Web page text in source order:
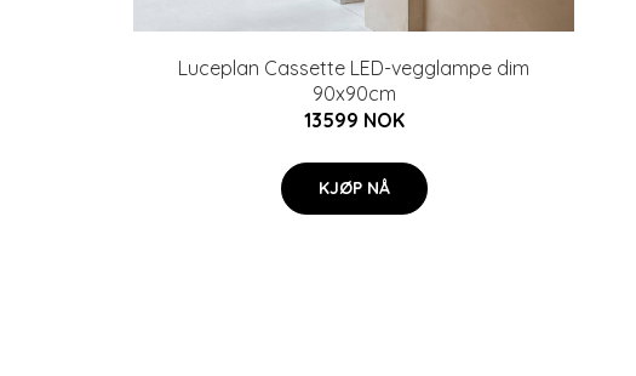
Luceplan Cassette LED-vegglampe dim
90x90cm
13599 NOK
KJØP NÅ